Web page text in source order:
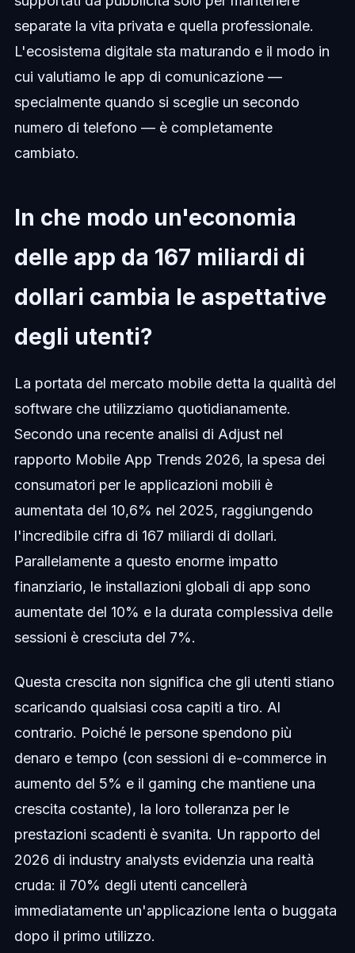
separate la vita privata e quella professionale.
L'ecosistema digitale sta maturando e il modo in
cui valutiamo le app di comunicazione —
specialmente quando si sceglie un secondo
numero di telefono — è completamente
cambiato.
In che modo un'economia
delle app da 167 miliardi di
dollari cambia le aspettative
degli utenti?
La portata del mercato mobile detta la qualità del
software che utilizziamo quotidianamente.
Secondo una recente analisi di Adjust nel
rapporto Mobile App Trends 2026, la spesa dei
consumatori per le applicazioni mobili è
aumentata del 10,6% nel 2025, raggiungendo
l'incredibile cifra di 167 miliardi di dollari.
Parallelamente a questo enorme impatto
finanziario, le installazioni globali di app sono
aumentate del 10% e la durata complessiva delle
sessioni è cresciuta del 7%.
Questa crescita non significa che gli utenti stiano
scaricando qualsiasi cosa capiti a tiro. Al
contrario. Poiché le persone spendono più
denaro e tempo (con sessioni di e-commerce in
aumento del 5% e il gaming che mantiene una
crescita costante), la loro tolleranza per le
prestazioni scadenti è svanita. Un rapporto del
2026 di industry analysts evidenzia una realtà
cruda: il 70% degli utenti cancellerà
immediatamente un'applicazione lenta o buggata
dopo il primo utilizzo.